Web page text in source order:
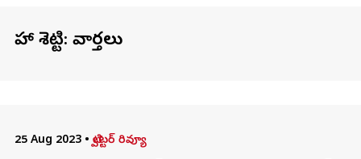
నేహా శెట్టి: వార్తలు
25 Aug 2023 • ట్విట్టర్ రివ్యూ